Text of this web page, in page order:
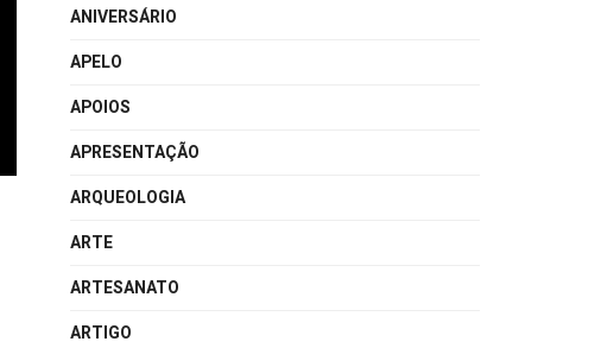
ANIVERSÁRIO
APELO
APOIOS
APRESENTAÇÃO
ARQUEOLOGIA
ARTE
ARTESANATO
ARTIGO